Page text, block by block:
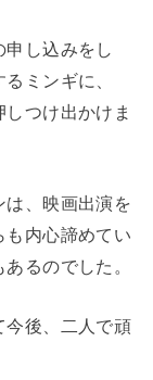
し込みをし
ミンギに、
しつけ出かけま
は、映画出演を
も内心諦めてい
るのでした。
今後、二人で頑